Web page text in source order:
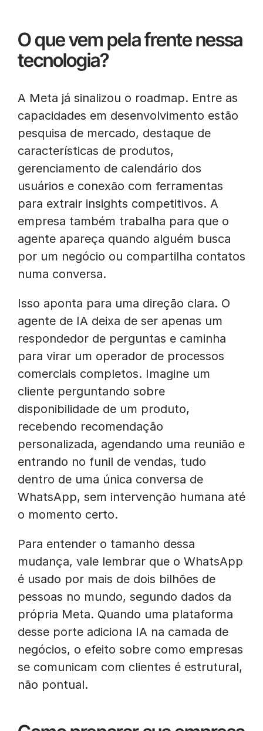
O que vem pela frente nessa
tecnologia?
A Meta já sinalizou o roadmap. Entre as
capacidades em desenvolvimento estão
pesquisa de mercado, destaque de
características de produtos,
gerenciamento de calendário dos
usuários e conexão com ferramentas
para extrair insights competitivos. A
empresa também trabalha para que o
agente apareça quando alguém busca
por um negócio ou compartilha contatos
numa conversa.
Isso aponta para uma direção clara. O
agente de IA deixa de ser apenas um
respondedor de perguntas e caminha
para virar um operador de processos
comerciais completos. Imagine um
cliente perguntando sobre
disponibilidade de um produto,
recebendo recomendação
personalizada, agendando uma reunião e
entrando no funil de vendas, tudo
dentro de uma única conversa de
WhatsApp, sem intervenção humana até
o momento certo.
Para entender o tamanho dessa
mudança, vale lembrar que o WhatsApp
é usado por mais de dois bilhões de
pessoas no mundo, segundo dados da
própria Meta. Quando uma plataforma
desse porte adiciona IA na camada de
negócios, o efeito sobre como empresas
se comunicam com clientes é estrutural,
não pontual.